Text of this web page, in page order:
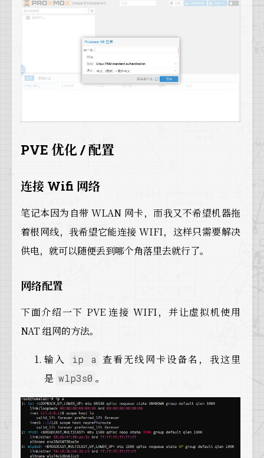
PVE 优化 / 配置
连接 Wifi 网络
笔记本因为自带 WLAN 网卡，而我又不希望机器拖
着根网线，我希望它能连接 WIFI，这样只需要解决
供电，就可以随便丢到哪个角落里去就行了。
网络配置
下面介绍一下 PVE 连接 WIFI，并让虚拟机使用
NAT 组网的方法。
输入 ip a 查看无线网卡设备名，我这里
是 wlp3s0 。